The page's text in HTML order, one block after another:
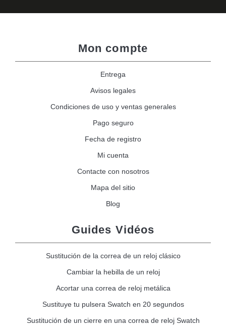
Mon compte
Entrega
Avisos legales
Condiciones de uso y ventas generales
Pago seguro
Fecha de registro
Mi cuenta
Contacte con nosotros
Mapa del sitio
Blog
Guides Vidéos
Sustitución de la correa de un reloj clásico
Cambiar la hebilla de un reloj
Acortar una correa de reloj metálica
Sustituye tu pulsera Swatch en 20 segundos
Sustitución de un cierre en una correa de reloj Swatch